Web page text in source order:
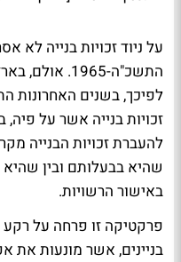
על ניוד זכויות בנייה לא
התשכ"ה-1965.
לפיכך, בשנים האחרונות
זכויות בנייה אשר על
להעברת זכויות הבנייה
שהיא בבעלותם ובין
באישור הרשויות.
פרקטיקה זו פרחה על רקע
בניינים, אשר מונעות את